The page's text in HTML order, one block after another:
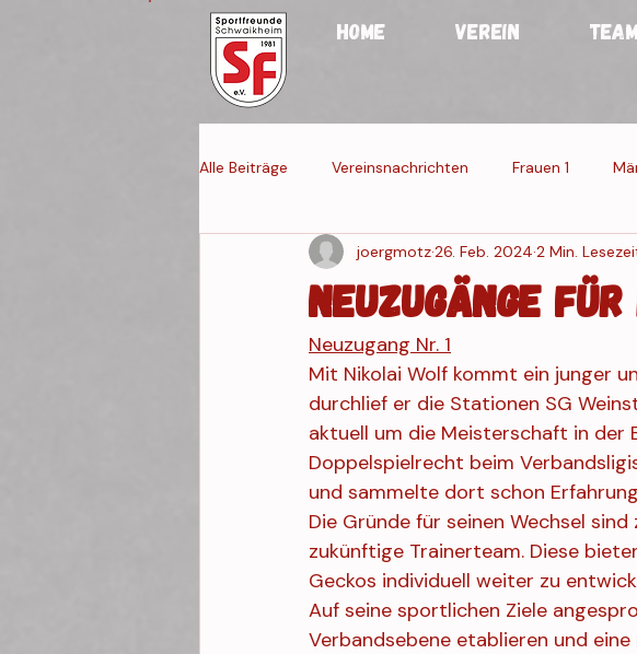
HOME VEREIN
Alle Beiträge Vereinsnachrichten Frauen 1
Jugendmannschaften Frauen Männer
Veranstaltung 4 Veranstaltung Res.
Neuzugänge für
joergmotz26. Feb. 2024 2 Min.
Neuzugang Nr. 1
Mit Nikolai Wolf kommt ein junger
durchlief er die Stationen SG
aktuell um die Meisterschaft in der
Doppelspielrecht beim
und sammelte dort schon
Die Gründe für seinen Wechsel
zukünftige Trainerteam. Diese
Geckos individuell weiter zu
Auf seine sportlichen Ziele
Verbandsebene etablieren und